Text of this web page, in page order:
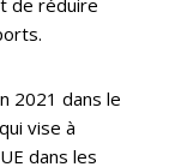
de réduire
2021 dans le
qui vise à
dans les